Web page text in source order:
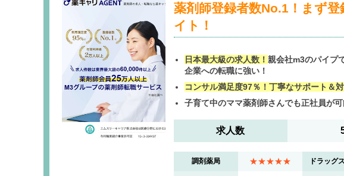
薬剤師登録者数No.1！まず
イト！
日本最大級の求人数！ 親会社m3のパイプ
企業への転職に強い！
コンサル満足度97％！丁寧なサポート＆
子育て中のママ薬剤師さんでも正社員が可
求人数
調剤薬局 ★★★★★ ドラッグ